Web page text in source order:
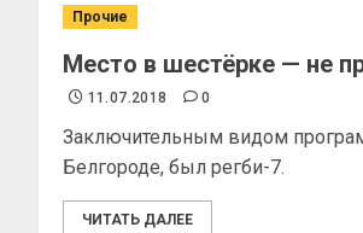
Прочие
Место в шестёрке — не
11.07.2018 0
Заключительным видом
Белгороде, был регби-7.
ЧИТАТЬ ДАЛЕЕ